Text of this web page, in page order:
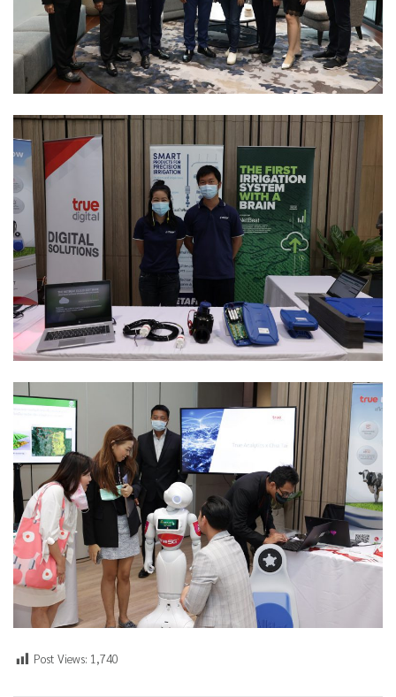
Post Views: 1,740